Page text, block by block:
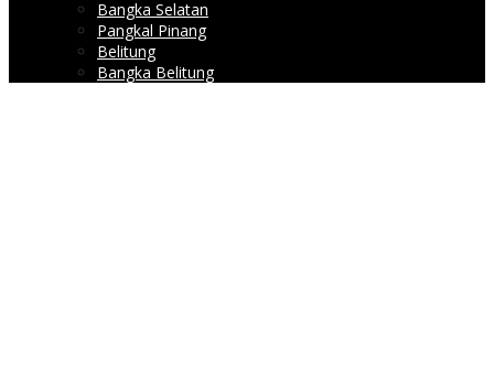
Bangka Selatan
Pangkal Pinang
Belitung
Bangka Belitung